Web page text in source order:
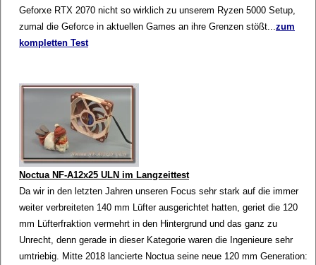
Geforxe RTX 2070 nicht so wirklich zu unserem Ryzen 5000 Setup,
zumal die Geforce in aktuellen Games an ihre Grenzen stößt... zum
kompletten Test
Noctua NF-A12x25 ULN im Langzeittest
Da wir in den letzten Jahren unseren Focus sehr stark auf die immer
weiter verbreiteten 140 mm Lüfter ausgerichtet hatten, geriet die 120
mm Lüfterfraktion vermehrt in den Hintergrund und das ganz zu
Unrecht, denn gerade in dieser Kategorie waren die Ingenieure sehr
umtriebig. Mitte 2018 lancierte Noctua seine neue 120 mm Generation: